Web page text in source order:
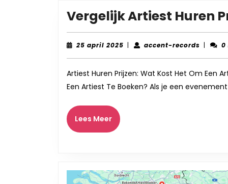
Vergelijk Artiest Huren
25 april 2025 25| accent-records accent-
| 0
Artiest Huren Prijzen: Wat Kost Het Om Een
Een Artiest Te Boeken? Als je een
Lees MeerLees
Meer